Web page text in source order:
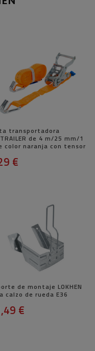
transportadora
de 4 m/25 mm/1
color naranja con tensor
€
de montaje LOKHEN
calzo de rueda E36
€